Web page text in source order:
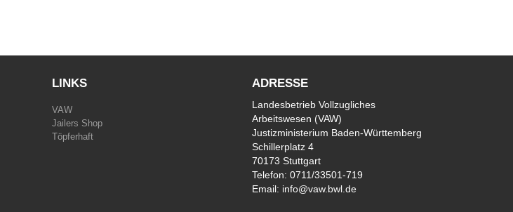
LINKS
VAW
Jailers Shop
Töpferhaft
ADRESSE
Landesbetrieb Vollzugliches
Arbeitswesen (VAW)
Justizministerium Baden-Württemberg
Schillerplatz 4
70173 Stuttgart
Telefon: 0711/33501-719
Email: info@vaw.bwl.de